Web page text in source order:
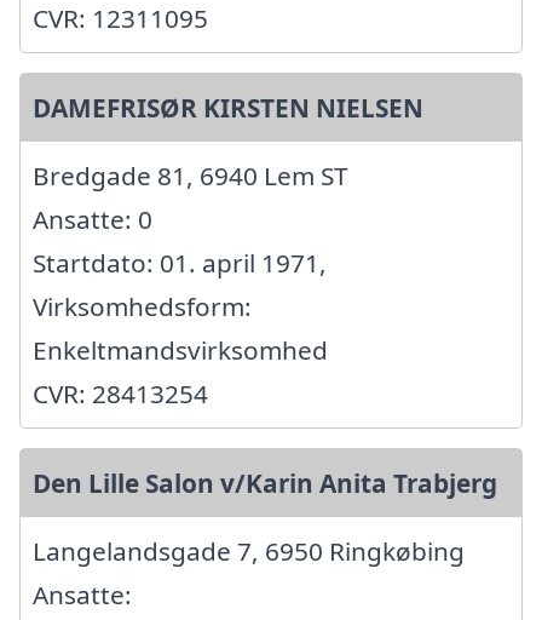
CVR: 12311095
DAMEFRISØR KIRSTEN NIELSEN
Bredgade 81, 6940 Lem ST
Ansatte: 0
Startdato: 01. april 1971,
Virksomhedsform:
Enkeltmandsvirksomhed
CVR: 28413254
Den Lille Salon v/Karin Anita Trabjerg
Langelandsgade 7, 6950 Ringkøbing
Ansatte: